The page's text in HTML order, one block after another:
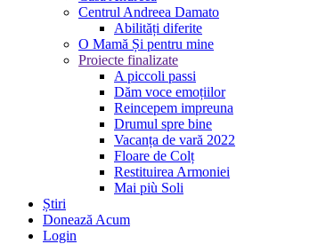
Centrul Andreea Damato
Abilități diferite
O Mamă Și pentru mine
Proiecte finalizate
A piccoli passi
Dăm voce emoțiilor
Reincepem impreuna
Drumul spre bine
Vacanța de vară 2022
Floare de Colț
Restituirea Armoniei
Mai più Soli
Știri
Donează Acum
Login